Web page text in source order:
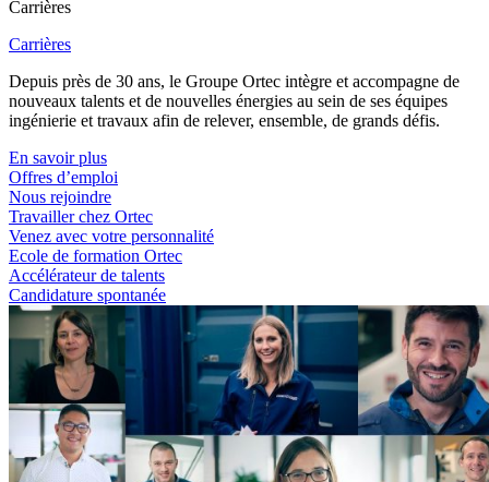
Carrières
Carrières
Depuis près de 30 ans, le Groupe Ortec intègre et accompagne de
nouveaux talents et de nouvelles énergies au sein de ses équipes
ingénierie et travaux afin de relever, ensemble, de grands défis.
En savoir plus
Offres d’emploi
Nous rejoindre
Travailler chez Ortec
Venez avec votre personnalité
Ecole de formation Ortec
Accélérateur de talents
Candidature spontanée